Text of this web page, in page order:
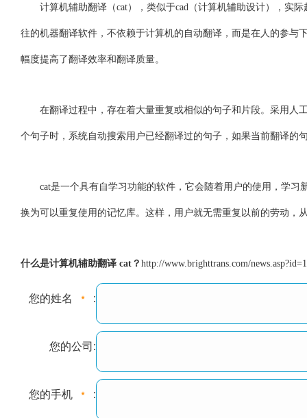
计算机辅助翻译（cat），类似于cad（计算机辅助设计），实际
往的机器翻译软件，不依赖于计算机的自动翻译，而是在人的参与
幅度提高了翻译效率和翻译质量。
在翻译过程中，存在着大量重复或相似的句子和片段。采用人工
个句子时，系统自动搜索用户已经翻译过的句子，如果当前翻译的
cat是一个具有自学习功能的软件，它会随着用户的使用，学习新
换为可以重复使用的记忆库。这样，用户就无需重复以前的劳动，
什么是计算机辅助翻译 cat？ http://www.brighttrans.com/
您的姓名 :
您的公司:
您的手机 :